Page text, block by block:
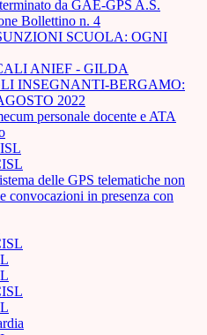
da GAE-GPS A.S.
Bollettino n. 4
SCUOLA: OGNI
ANIEF - GILDA
INSEGNANTI-BERGAMO:
2022
personale docente e ATA
delle GPS telematiche non
convocazioni in presenza con